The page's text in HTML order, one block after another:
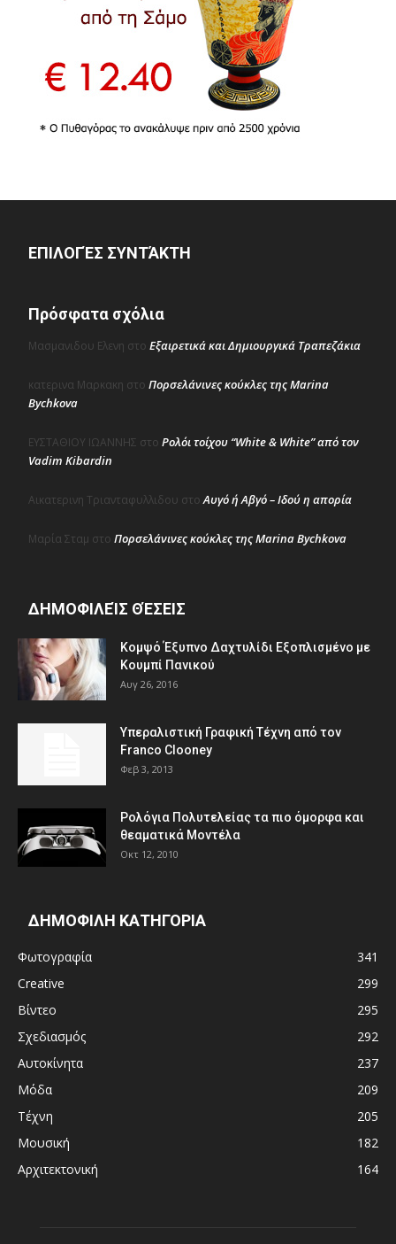
ΕΠΙΛΟΓΈΣ ΣΥΝΤΆΚΤΗ
Πρόσφατα σχόλια
Μασμανιδου Ελενη στο Εξαιρετικά και Δημιουργικά Τραπεζάκια
κατερινα Μαρκακη στο Πορσελάνινες κούκλες της Marina
Bychkova
ΕΥΣΤΑΘΙΟΥ ΙΩΑΝΝΗΣ στο Ρολόι τοίχου “White & White” από τον
Vadim Kibardin
Αικατερινη Τριανταφυλλιδου στοΑυγό ή Αβγό – Ιδού η απορία
Μαρία Σταμ στο Πορσελάνινες κούκλες της Marina Bychkova
ΔΗΜΟΦΙΛΕΊΣ ΘΈΣΕΙΣ
Κομψό Έξυπνο Δαχτυλίδι Εξοπλισμένο με
Κουμπί Πανικού
Αυγ 26, 2016
Υπεραλιστική Γραφική Τέχνη από τον
Franco Clooney
Φεβ 3, 2013
Ρολόγια Πολυτελείας τα πιο όμορφα και
θεαματικά Μοντέλα
Οκτ 12, 2010
ΔΗΜΟΦΙΛΗ ΚΑΤΗΓΟΡΙΑ
Φωτογραφία
341
Creative
299
Βίντεο
295
Σχεδιασμός
292
Αυτοκίνητα
237
Μόδα
209
Τέχνη
205
Μουσική
182
Αρχιτεκτονική
164